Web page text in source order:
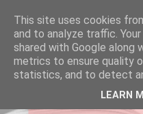
This site uses cookies
and to analyze traffic.
shared with Google along
metrics to ensure quality
statistics, and to detect
LEARN